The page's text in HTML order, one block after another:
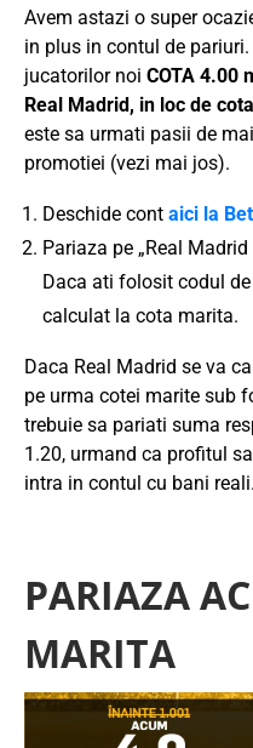
Avem astazi o super
in plus in contul de
jucatorilor noi COTA 4.00
Real Madrid, in loc de
este sa urmati pasii de
promotiei (vezi mai jos).
Deschide cont aici la
Pariaza pe „Real
Daca ati folosit codul
calculat la cota marita.
Daca Real Madrid se va
pe urma cotei marite sub
trebuie sa pariati suma
1.20, urmand ca profitul
intra in contul cu bani
PARIAZA
MARITA